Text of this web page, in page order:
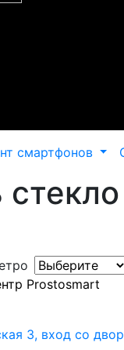
смартфонов
Prostosmart
3, вход со